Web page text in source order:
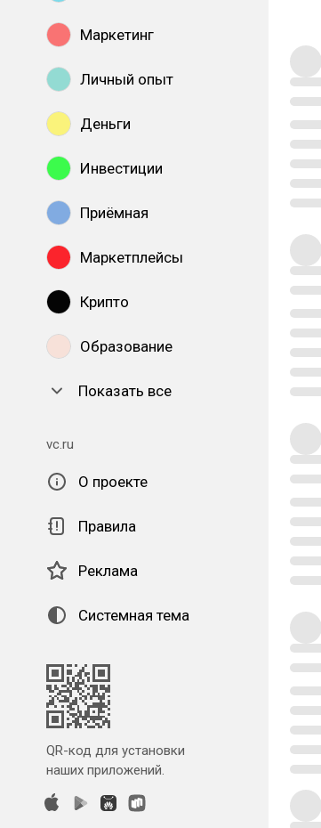
Маркетинг
Личный опыт
Деньги
Инвестиции
Приёмная
Маркетплейсы
Крипто
Образование
Показать все
vc.ru
О проекте
Правила
Реклама
Системная тема
QR-код для установки
наших приложений.